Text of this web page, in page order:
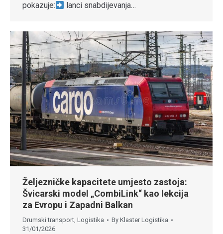
pokazuje:
lanci snabdijevanja…
Željezničke kapacitete umjesto zastoja:
Švicarski model „CombiLink“ kao lekcija
za Evropu i Zapadni Balkan
Drumski transport Logistika By Klaster Logistika
31/01/2026